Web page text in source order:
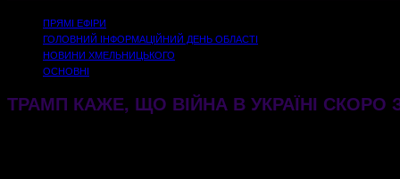
ПРЯМІ ЕФІРИ
ГОЛОВНИЙ ІНФОРМАЦІЙНИЙ ДЕНЬ ОБЛАСТІ
НОВИНИ ХМЕЛЬНИЦЬКОГО
ОСНОВНІ
ТРАМП КАЖЕ, ЩО ВІЙНА В УКРАЇНІ